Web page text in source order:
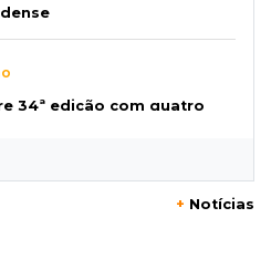
34ª edição com quatro
+ Notícias